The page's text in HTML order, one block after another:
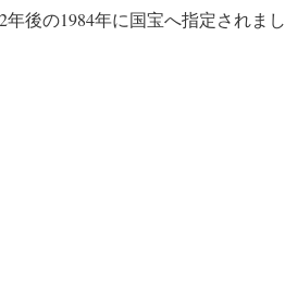
後の1984年に国宝へ指定されまし